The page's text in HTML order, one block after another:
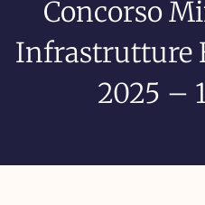
Concorso
Infrastrutture
2025 –